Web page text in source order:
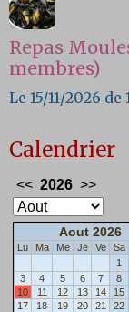
Repas
membres)
Le 15/11/2026 de
Calendrier